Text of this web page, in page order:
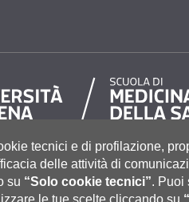
Rettorato, via Banchi di Sotto 55, 53100
|Coordinate bancarie|Caselle
tecnici e di profilazione,
delle attività di
su “Solo cookie tecnici”. Puoi
le tue scelte cliccando su